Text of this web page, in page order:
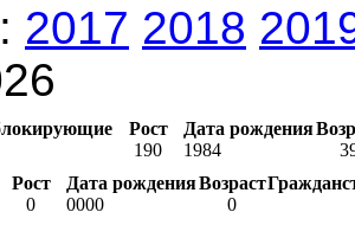
2017 2018
Рост Дата рождения
190 1984
Рост Дата рожденияВозраст
0 0000
0